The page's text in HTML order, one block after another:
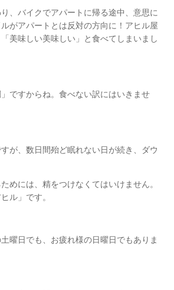
、バイクでアパートに帰る途中、意思に
がアパートとは反対の方向に！アヒル屋
美味しい美味しい」と食べてしまいまし
ですからね。食べない訳にはいきませ
が、数日間殆ど眠れない日が続き、ダウ
めには、精をつけなくてはいけません。
ル」です。
曜日でも、お疲れ様の日曜日でもありま